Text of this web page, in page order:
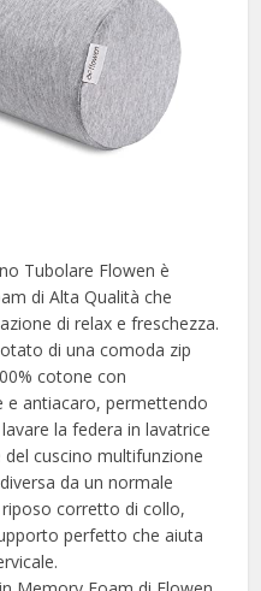
Tubolare Flowen è
di Alta Qualità che
di relax e freschezza.
di una comoda zip
cotone con
e antiacaro, permettendo
la federa in lavatrice
cuscino multifunzione
da un normale
corretto di collo,
perfetto che aiuta